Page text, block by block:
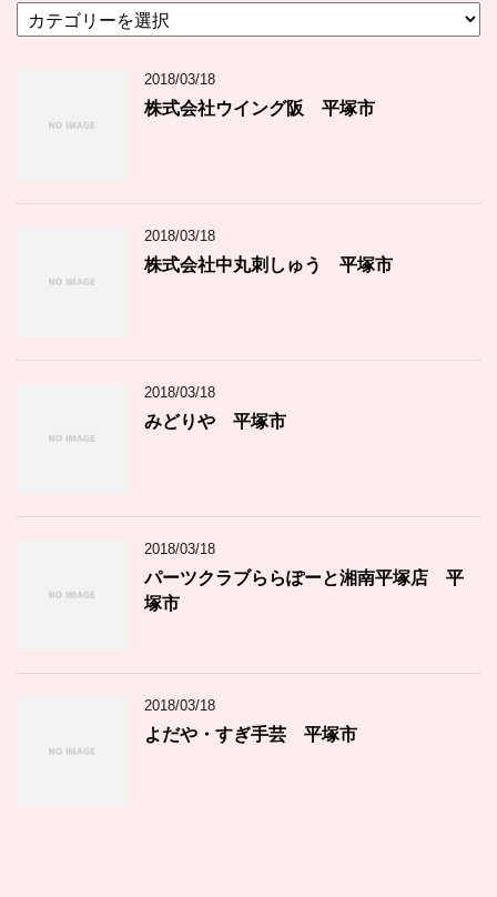
テ
2018/03/18
株式会社ウイング阪 平塚市
2018/03/18
株式会社中丸刺しゅう 平塚市
2018/03/18
みどりや 平塚市
2018/03/18
パーツクラブららぽーと湘南平塚店 平
塚市
2018/03/18
よだや・すぎ手芸 平塚市